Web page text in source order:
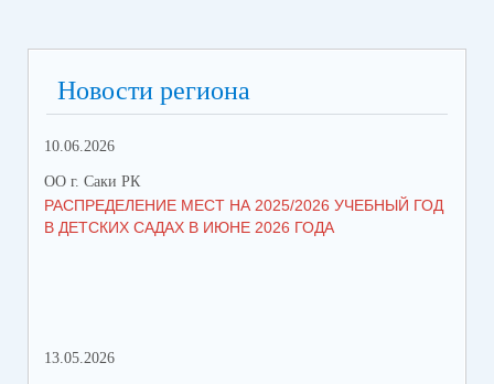
Новости региона
10.06.2026
ОО г. Саки РК
РАСПРЕДЕЛЕНИЕ МЕСТ НА 2025/2026 УЧЕБНЫЙ ГОД
В ДЕТСКИХ САДАХ В ИЮНЕ 2026 ГОДА
13.05.2026